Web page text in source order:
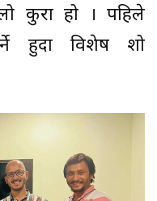
कुरा हो । पहिले
हुदा विशेष शो